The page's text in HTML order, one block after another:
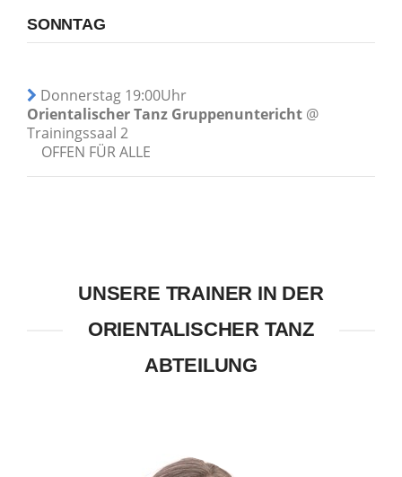
SONNTAG
Donnerstag 19:00Uhr
Orientalischer Tanz Gruppenuntericht @
Trainingssaal 2
OFFEN FÜR ALLE
UNSERE TRAINER IN DER
ORIENTALISCHER TANZ
ABTEILUNG